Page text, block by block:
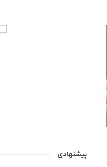
پیشنهادی